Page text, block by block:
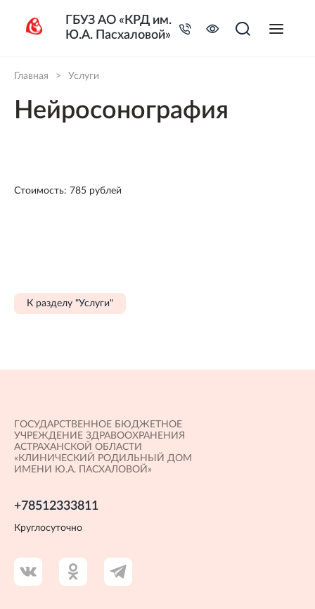
Главная > Услуги
Нейросонография
Стоимость: 785 рублей
К разделу "Услуги"
ГБУЗ АО «КРД им.
Ю.А. Пасхаловой»
ГОСУДАРСТВЕННОЕ БЮДЖЕТНОЕ
УЧРЕЖДЕНИЕ ЗДРАВООХРАНЕНИЯ
АСТРАХАНСКОЙ ОБЛАСТИ
«КЛИНИЧЕСКИЙ РОДИЛЬНЫЙ ДОМ
ИМЕНИ Ю.А. ПАСХАЛОВОЙ»
+78512333811
Круглосуточно